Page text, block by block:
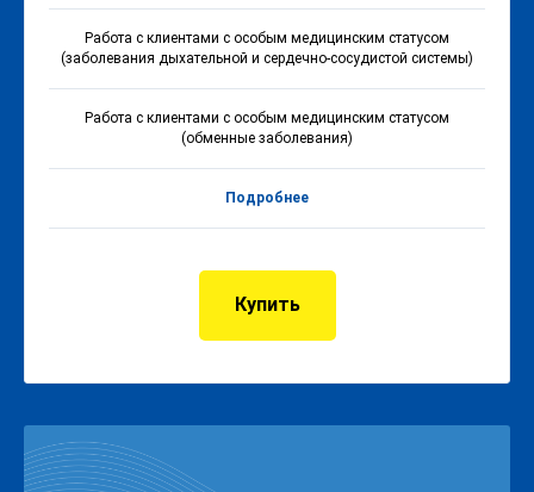
Работа с клиентами с особым медицинским статусом
(заболевания дыхательной и сердечно-сосудистой системы)
Работа с клиентами с особым медицинским статусом
(обменные заболевания)
Подробнее
Купить